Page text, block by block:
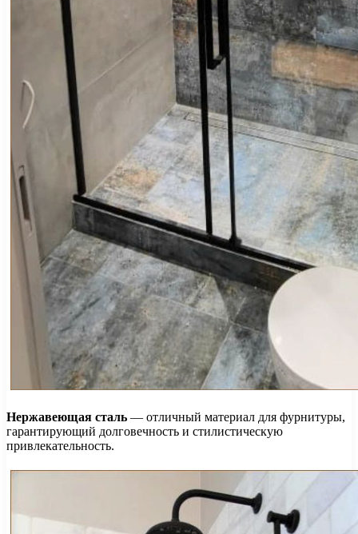
Нержавеющая сталь — отличный материал для фурнитуры,
гарантирующий долговечность и стилистическую
привлекательность.